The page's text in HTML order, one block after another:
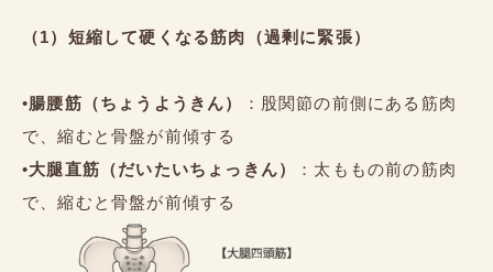
（1）短縮して硬くなる筋肉（過剰に緊張）
•腸腰筋（ちょうようきん）
：股関節の前側にある筋肉
で、縮むと骨盤が前傾する
•大腿直筋（だいたいちょっきん）
：太ももの前の筋肉
で、縮むと骨盤が前傾する